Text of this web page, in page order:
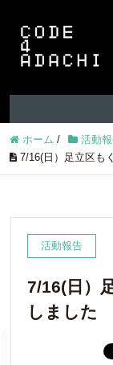
ホーム / 活動
7/16(日）足立区も
活動報告
7/16(日）
しました